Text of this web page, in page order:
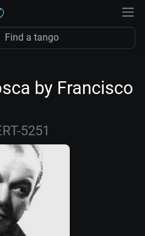
by Francisco
5251